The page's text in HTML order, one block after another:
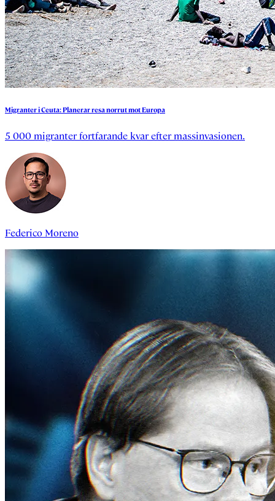
MigranteriCeuta:PlanerarresanorrutmotEuropa
5 000 migranter fortfarande kvar efter massinvasionen.
Federico Moreno